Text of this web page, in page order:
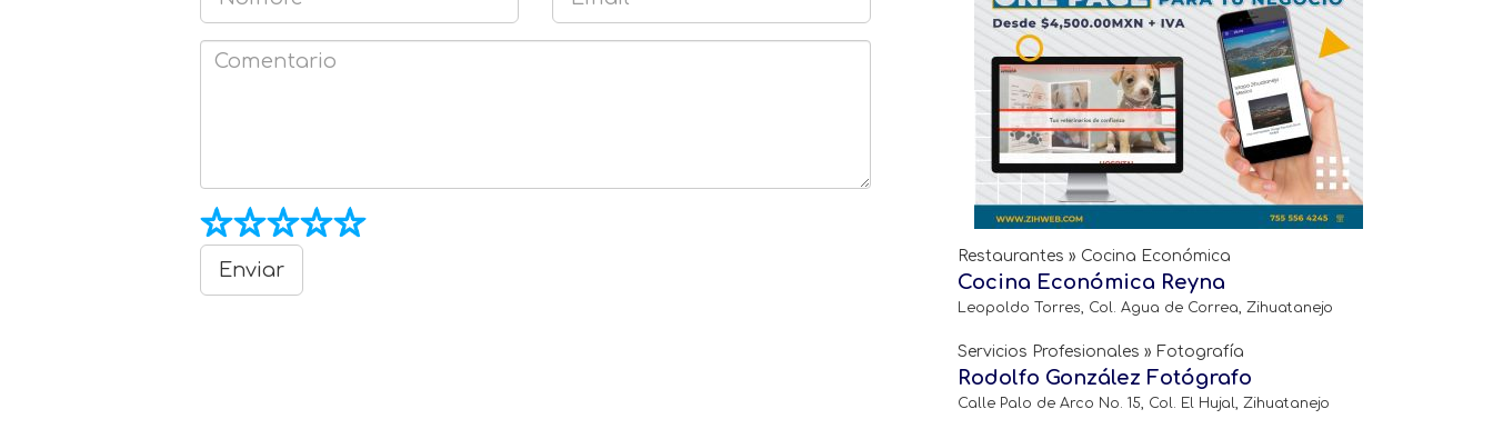
Restaurantes » Cocina Económica
Cocina Económica Reyna
Leopoldo Torres, Col. Agua de Correa, Zihuatanejo
Servicios Profesionales » Fotografía
Rodolfo González Fotógrafo
Calle Palo de Arco No. 15, Col. El Hujal, Zihuatanejo